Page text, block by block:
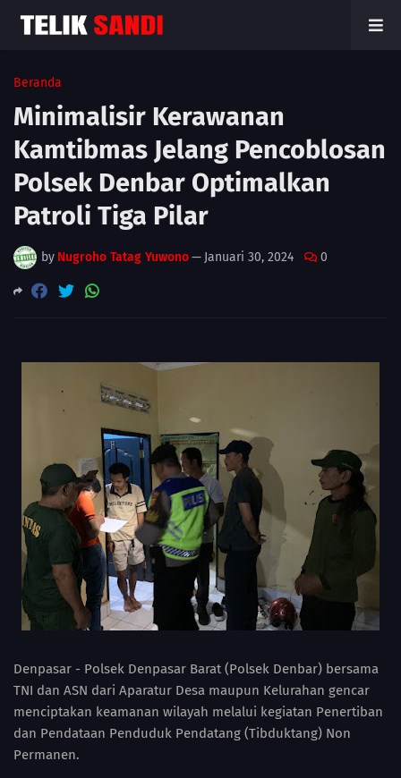
Beranda
Minimalisir Kerawanan
Kamtibmas Jelang Pencoblosan
Polsek Denbar Optimalkan
Patroli Tiga Pilar
by Nugroho Tatag Yuwono— Januari 30, 2024 0
Denpasar - Polsek Denpasar Barat (Polsek Denbar) bersama
TNI dan ASN dari Aparatur Desa maupun Kelurahan gencar
menciptakan keamanan wilayah melalui kegiatan Penertiban
dan Pendataan Penduduk Pendatang (Tibduktang) Non
Permanen.